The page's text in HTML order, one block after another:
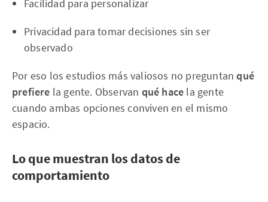
Facilidad para personalizar
Privacidad para tomar decisiones sin ser
observado
Por eso los estudios más valiosos no preguntanqué
prefiere la gente. Observan qué hace la gente
cuando ambas opciones conviven en el mismo
espacio.
Lo que muestran los datos de
comportamiento